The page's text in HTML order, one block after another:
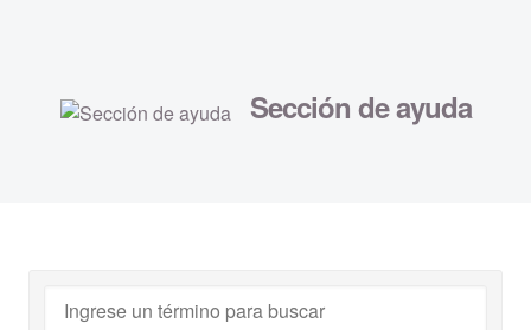
Sección de ayuda